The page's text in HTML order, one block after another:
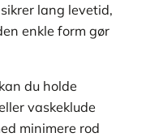
lang levetid,
enkle form gør
du holde
vaskeklude
minimere rod